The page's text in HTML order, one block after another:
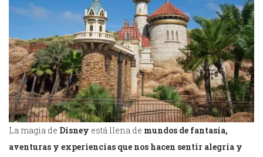
La magia de Disney está llena de mundos de fantasía,
aventuras y experiencias que nos hacen sentir alegría y